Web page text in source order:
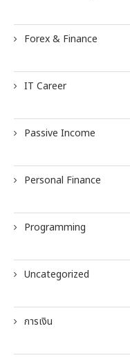
Forex & Finance
IT Career
Passive Income
Personal Finance
Programming
Uncategorized
การเงิน